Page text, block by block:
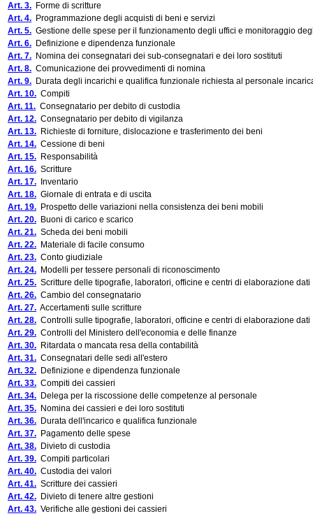
Art. 3. Forme di scritture
Art. 4. Programmazione degli acquisti di beni e servizi
Art. 5. Gestione delle spese per il funzionamento degli uffici e monitoraggio
Art. 6. Definizione e dipendenza funzionale
Art. 7. Nomina dei consegnatari dei sub-consegnatari e dei loro sostituti
Art. 8. Comunicazione dei provvedimenti di nomina
Art. 9. Durata degli incarichi e qualifica funzionale richiesta al personale
Art. 10. Compiti
Art. 11. Consegnatario per debito di custodia
Art. 12. Consegnatario per debito di vigilanza
Art. 13. Richieste di forniture, dislocazione e trasferimento dei beni
Art. 14. Cessione di beni
Art. 15. Responsabilità
Art. 16. Scritture
Art. 17. Inventario
Art. 18. Giornale di entrata e di uscita
Art. 19. Prospetto delle variazioni nella consistenza dei beni mobili
Art. 20. Buoni di carico e scarico
Art. 21. Scheda dei beni mobili
Art. 22. Materiale di facile consumo
Art. 23. Conto giudiziale
Art. 24. Modelli per tessere personali di riconoscimento
Art. 25. Scritture delle tipografie, laboratori, officine e centri di elaborazione dati
Art. 26. Cambio del consegnatario
Art. 27. Accertamenti sulle scritture
Art. 28. Controlli sulle tipografie, laboratori, officine e centri di elaborazione dati
Art. 29. Controlli del Ministero dell'economia e delle finanze
Art. 30. Ritardata o mancata resa della contabilità
Art. 31. Consegnatari delle sedi all'estero
Art. 32. Definizione e dipendenza funzionale
Art. 33. Compiti dei cassieri
Art. 34. Delega per la riscossione delle competenze al personale
Art. 35. Nomina dei cassieri e dei loro sostituti
Art. 36. Durata dell'incarico e qualifica funzionale
Art. 37. Pagamento delle spese
Art. 38. Divieto di custodia
Art. 39. Compiti particolari
Art. 40. Custodia dei valori
Art. 41. Scritture dei cassieri
Art. 42. Divieto di tenere altre gestioni
Art. 43. Verifiche alle gestioni dei cassieri